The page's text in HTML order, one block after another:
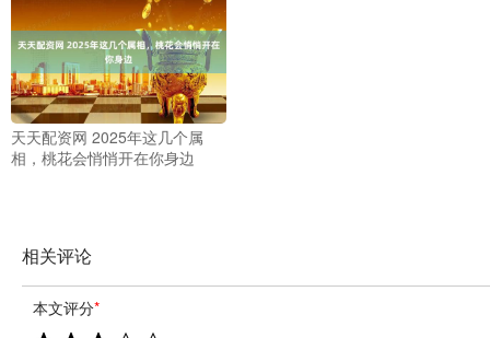
天天配资网 2025年这几个属
相，桃花会悄悄开在你身边
相关评论
本文评分*